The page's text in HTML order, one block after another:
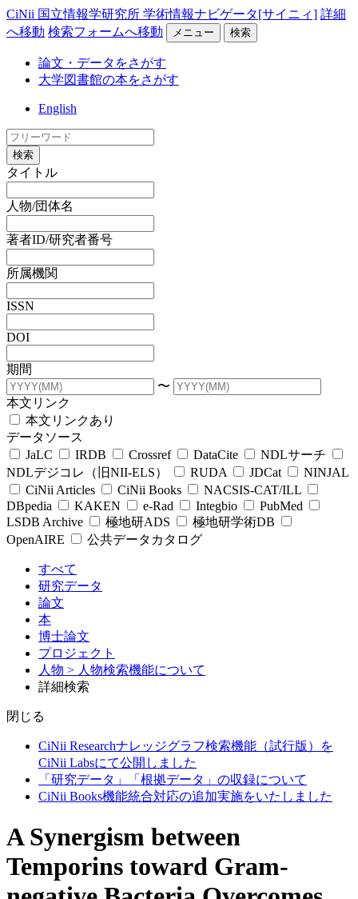
CiNii 国立情報学研究所 学術情報ナビゲータ[サイニィ] 詳細
へ移動 検索フォームへ移動 メニュー 検索
論文・データをさがす
大学図書館の本をさがす
English
検索
タイトル
人物/団体名
著者ID/研究者番号
所属機関
ISSN
DOI
期間
〜
本文リンク
本文リンクあり
データソース
JaLC
IRDB Crossref DataCite
NDLサーチ
NDLデジコレ（旧NII-ELS）
RUDA JDCat
NINJAL
CiNii Articles
CiNii Books
NACSIS-CAT/ILL
DBpedia
KAKEN e-Rad Integbio
PubMed
LSDB Archive
極地研ADS
極地研学術DB
OpenAIRE
公共データカタログ
すべて
研究データ
論文
本
博士論文
プロジェクト
人物 > 人物検索機能について
詳細検索
閉じる
CiNii Researchナレッジグラフ検索機能（試行版）を
CiNii Labsにて公開しました
「研究データ」「根拠データ」の収録について
CiNii Books機能統合対応の追加実施をいたしました
A Synergism between
Temporins toward Gram-